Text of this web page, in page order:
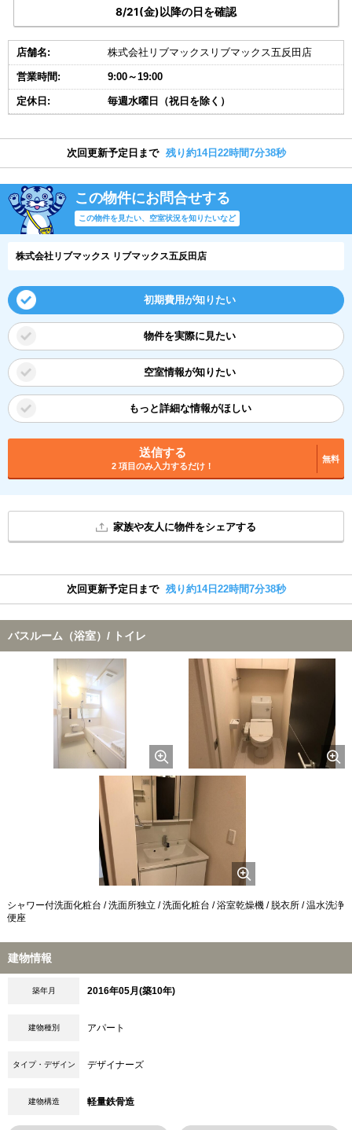
8/21(金)以降の日を確認
店舗名: 株式会社リブマックスリブマックス五反田店
営業時間: 9:00～19:00
定休日: 毎週水曜日（祝日を除く）
次回更新予定日まで 残り約14日22時間7分37秒
この物件にお問合せする
この物件を見たい、空室状況を知りたいなど
株式会社リブマックス リブマックス五反田店
初期費用が知りたい
物件を実際に見たい
空室情報が知りたい
もっと詳細な情報がほしい
送信する
2 項目のみ入力するだけ！
無料
家族や友人に物件をシェアする
次回更新予定日まで 残り約14日22時間7分37秒
バスルーム（浴室）/ トイレ
シャワー付洗面化粧台 / 洗面所独立 / 洗面化粧台 / 浴室乾燥機 / 脱衣所 / 温水洗浄
便座
建物情報
築年月 2016年05月(築10年)
建物種別 アパート
タイプ・デザイン デザイナーズ
建物構造 軽量鉄骨造